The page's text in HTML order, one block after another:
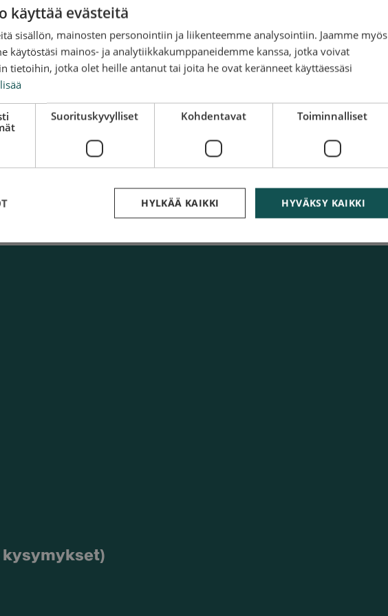
asenteeseen ja hintaan.
tilanne tuntuisi kaoottiselta, he
on erittäin myönteistä porukkaa, joka
laatusuhde on kohdallaan, Keränen
ja missä. Apu on saatavilla 24 tuntia
Keränen summaa.
käyttää evästeitä
sisällön, mainosten personointiin ja liikenteemme analysointiin. Jaamme myös
käytöstäsi mainos- ja analytiikkakumppaneidemme kanssa, jotka voivat
tietoihin, jotka olet heille antanut tai joita he ovat keränneet käyttäessäsi
Suorituskyvylliset Kohdentavat Toiminnalliset
HYVÄKSY KAIKKI
HYLKÄÄ KAIKKI